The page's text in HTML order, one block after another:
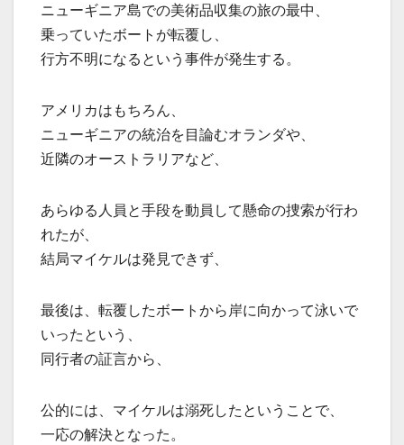
ニューギニア島での美術品収集の旅の最中、
乗っていたボートが転覆し、
行方不明になるという事件が発生する。
アメリカはもちろん、
ニューギニアの統治を目論むオランダや、
近隣のオーストラリアなど、
あらゆる人員と手段を動員して懸命の捜索が行わ
れたが、
結局マイケルは発見できず、
最後は、転覆したボートから岸に向かって泳いで
いったという、
同行者の証言から、
公的には、マイケルは溺死したということで、
一応の解決となった。